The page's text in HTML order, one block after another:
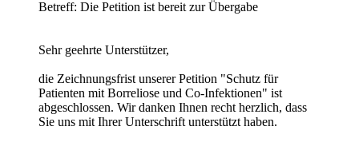
Betreff: Die Petition ist bereit zur Übergabe
Sehr geehrte Unterstützer,
die Zeichnungsfrist unserer Petition "Schutz für
Patienten mit Borreliose und Co-Infektionen" ist
abgeschlossen. Wir danken Ihnen recht herzlich, dass
Sie uns mit Ihrer Unterschrift unterstützt haben.